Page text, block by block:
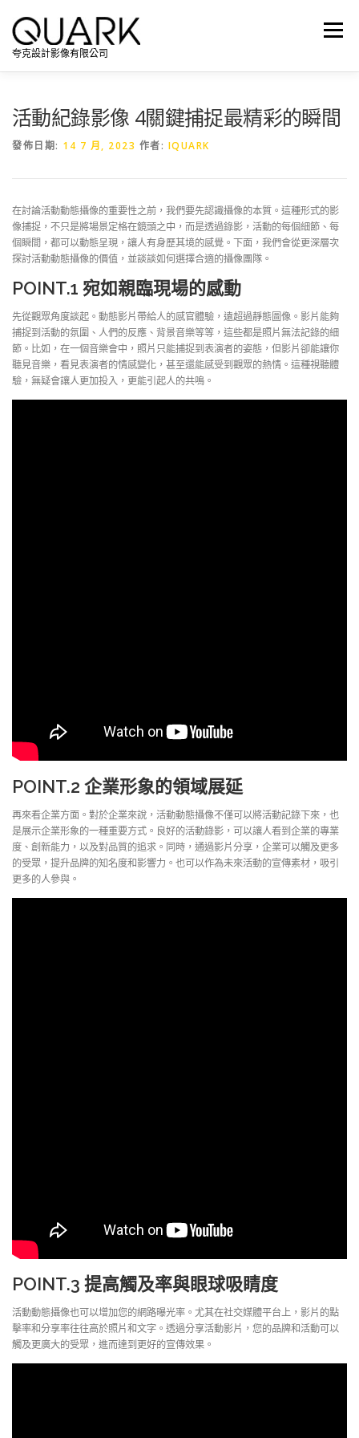
內
夸克設計影像有限公司
選單
活動紀錄影像 4關鍵捕捉最精彩的瞬間
發佈日期: 14 7 月, 2023 作者: IQUARK
在討論活動動態攝像的重要性之前，我們要先認識攝像的本質。這種形式的影
像捕捉，不只是將場景定格在鏡頭之中，而是透過錄影，活動的每個細節、每
個瞬間，都可以動態呈現，讓人有身歷其境的感覺。下面，我們會從更深層次
探討活動動態攝像的價值，並談談如何選擇合適的攝像團隊。
POINT.1 宛如親臨現場的感動
先從觀眾角度談起。動態影片帶給人的感官體驗，遠超過靜態圖像。影片能夠
捕捉到活動的氛圍、人們的反應、背景音樂等等，這些都是照片無法記錄的細
節。比如，在一個音樂會中，照片只能捕捉到表演者的姿態，但影片卻能讓你
聽見音樂，看見表演者的情感變化，甚至還能感受到觀眾的熱情。這種視聽體
驗，無疑會讓人更加投入，更能引起人的共鳴。
POINT.2 企業形象的領域展延
再來看企業方面。對於企業來說，活動動態攝像不僅可以將活動記錄下來，也
是展示企業形象的一種重要方式。良好的活動錄影，可以讓人看到企業的專業
度、創新能力，以及對品質的追求。同時，通過影片分享，企業可以觸及更多
的受眾，提升品牌的知名度和影響力。也可以作為未來活動的宣傳素材，吸引
更多的人參與。
POINT.3 提高觸及率與眼球吸睛度
活動動態攝像也可以增加您的網路曝光率。尤其在社交媒體平台上，影片的點
擊率和分享率往往高於照片和文字。透過分享活動影片，您的品牌和活動可以
觸及更廣大的受眾，進而達到更好的宣傳效果。